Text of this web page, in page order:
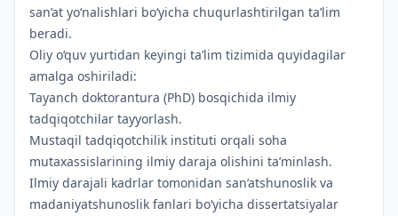
san’at yo‘nalishlari bo‘yicha chuqurlashtirilgan ta’lim
beradi.
Oliy o‘quv yurtidan keyingi ta’lim tizimida quyidagilar
amalga oshiriladi:
Tayanch doktorantura (PhD) bosqichida ilmiy
tadqiqotchilar tayyorlash.
Mustaqil tadqiqotchilik instituti orqali soha
mutaxassislarining ilmiy daraja olishini ta’minlash.
Ilmiy darajali kadrlar tomonidan san’atshunoslik va
madaniyatshunoslik fanlari bo‘yicha dissertatsiyalar